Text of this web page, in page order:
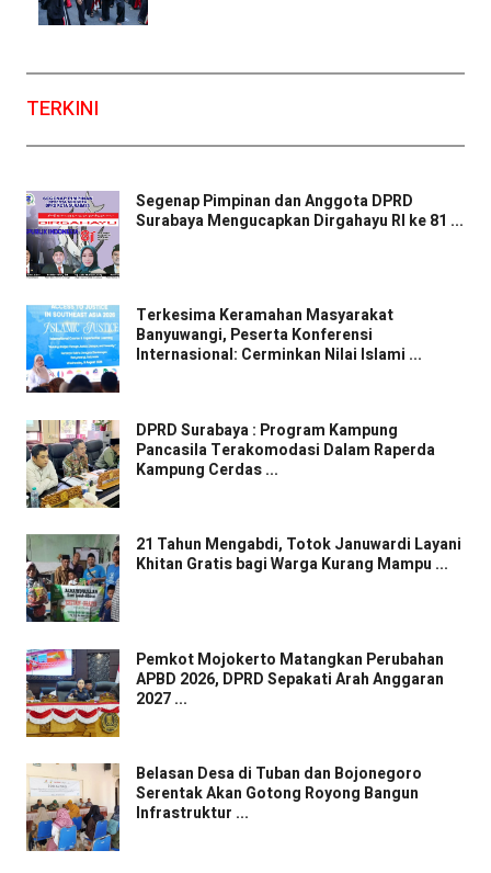
TERKINI
Segenap Pimpinan dan Anggota DPRD
Surabaya Mengucapkan Dirgahayu RI ke 81 ...
Terkesima Keramahan Masyarakat
Banyuwangi, Peserta Konferensi
Internasional: Cerminkan Nilai Islami ...
DPRD Surabaya : Program Kampung
Pancasila Terakomodasi Dalam Raperda
Kampung Cerdas ...
21 Tahun Mengabdi, Totok Januwardi Layani
Khitan Gratis bagi Warga Kurang Mampu ...
Pemkot Mojokerto Matangkan Perubahan
APBD 2026, DPRD Sepakati Arah Anggaran
2027 ...
Belasan Desa di Tuban dan Bojonegoro
Serentak Akan Gotong Royong Bangun
Infrastruktur ...